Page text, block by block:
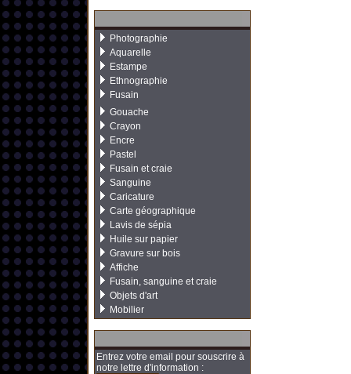
Photographie
Aquarelle
Estampe
Ethnographie
Fusain
Gouache
Crayon
Encre
Pastel
Fusain et craie
Sanguine
Caricature
Carte géographique
Lavis de sépia
Huile sur papier
Gravure sur bois
Affiche
Fusain, sanguine et craie
Objets d'art
Mobilier
Entrez votre email pour souscrire à
notre lettre d'information :